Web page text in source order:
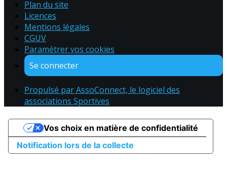
Plan du site
Licences
Mentions légales
CGUV
Paramétrer vos cookies
Se connecter
Propulsé par AssoConnect, le logiciel des
associations Sportives
Notification lors de la collecte
Vos choix en matière de confidentialité